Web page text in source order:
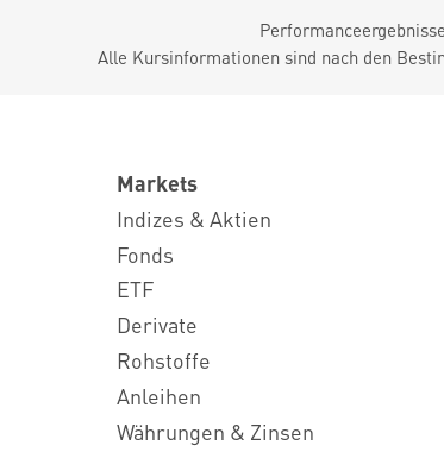
Alle Kursinformationen sind nach den
Markets
Indizes & Aktien
Fonds
ETF
Derivate
Rohstoffe
Anleihen
Währungen & Zinsen